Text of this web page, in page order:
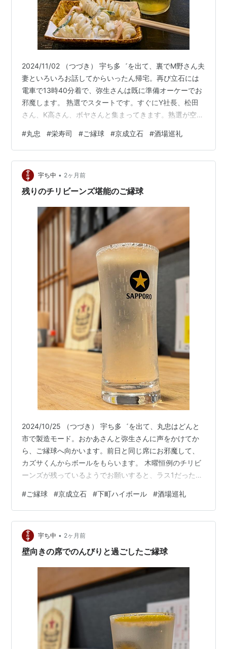
2024/11/02 （つづき） 宇ち多゛を出て、裏でM野さん夫
妻といろいろお話してからいったん帰宅。再び立石には
電車で13時40分着で、弥生さんは既に準備オーケーでお
邪魔します。 熟選でスタートです。すぐにY社長、松田
さん、K高さん、ボヤさんと集まってきます。熟選が空い
モンハイは宇宙一美味しいですねえ。前田さんもいらっ
しゃって、乾杯します。お通しのフジッリサラダが美味
しくて、フルサイズでいただきます。 美味しいですね
え。レモンハイをおかわりします。 レモンハイを4杯呑
んだところで、栄寿司がまだ暖簾が出ていたのでいった
#丸忠 #栄寿司 #ご縁球 #京成立石 #酒場巡礼
宇ち中 • 2ヶ月前
残りのチリビーンズ堪能のご縁球
2024/10/25 （つづき） 宇ち多゛を出て、丸忠はどんと
市で製造モード。おかあさんと弥生さんに声をかけてか
ら、ご縁球へ向かいます。前日と同じ席にお邪魔して、
カズサくんからボールをもらいます。 木曜恒例のチリビ
ーンズが残っているようでお願いすると、ラス1だったよ
田さんがいらっしゃって、盛り上がります。1ボールのつ
もりが、2ボール目に突入します。 チリビーンズを平ら
げ、マカサラをいただきましょう。 美味しいですねえ。
ボールを呑み干し、おなかいっぱいになってごちそうさ
ま。仲見世に戻って、再びおかあさんと弥生さんに声を
#ご縁球 #京成立石 #下町ハイボール #酒場巡礼
宇ち中 • 2ヶ月前
壁向きの席でのんびりと過ごしたご縁球